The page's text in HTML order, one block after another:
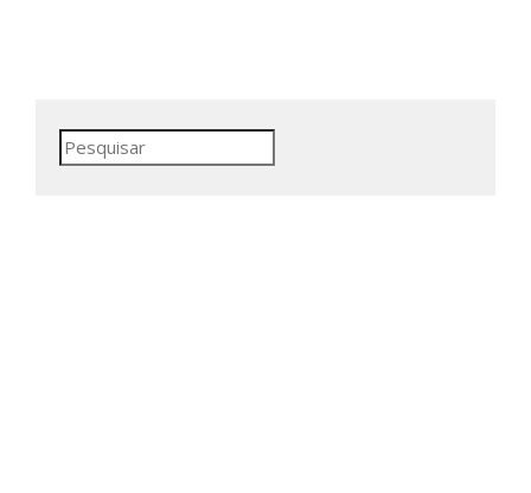
Pesquisar